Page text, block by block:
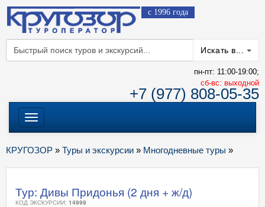
с 1996 года
Искать в...
пн-пт: 11:00-19:00;
cб-вс: выходной
+7 (977) 808-05-35
Меню
КРУГОЗОР » Туры и экскурсии » Многодневные туры »
Тур: Дивы Придонья (2 дня + ж/д)
КОД ЭКСКУРСИИ: 14999